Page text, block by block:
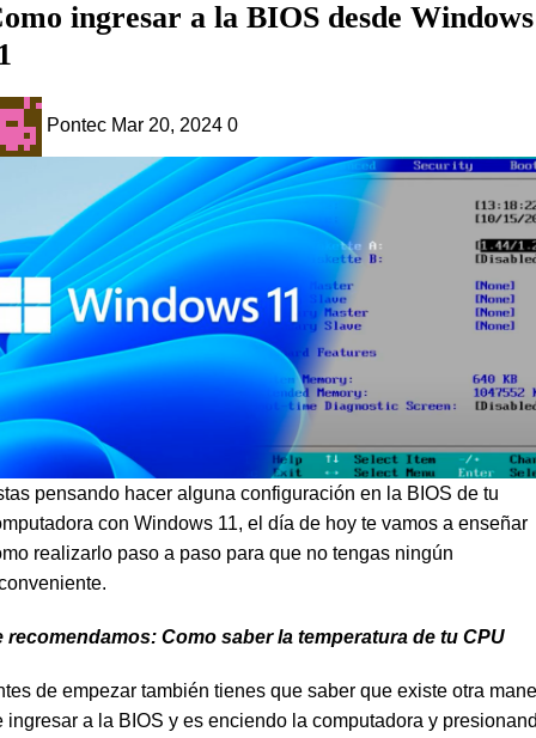
ingresar a la BIOS desde Windows
Pontec Mar 20, 2024 0
pensando hacer alguna configuración en la BIOS de tu
con Windows 11, el día de hoy te vamos a enseñar
realizarlo paso a paso para que no tengas ningún
recomendamos: Como saber la temperatura de tu CPU
de empezar también tienes que saber que existe otra
ingresar a la BIOS y es enciendo la computadora y